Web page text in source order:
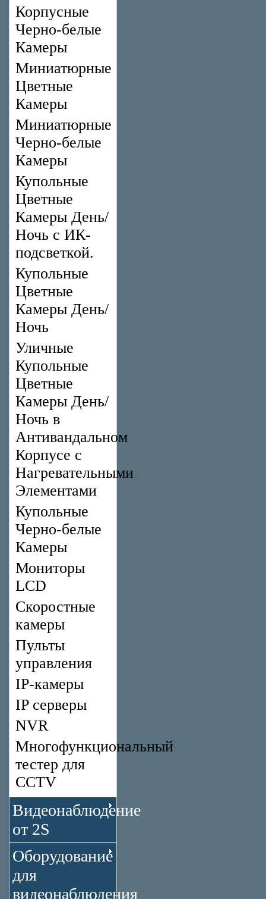
Корпусные
Черно-белые
Камеры
Миниатюрные
Цветные
Камеры
Миниатюрные
Черно-белые
Камеры
Купольные
Цветные
Камеры День/
Ночь с ИК-
подсветкой.
Купольные
Цветные
Камеры День/
Ночь
Уличные
Купольные
Цветные
Камеры День/
Ночь в
Антивандальном
Корпусе с
Нагревательными
Элементами
Купольные
Черно-белые
Камеры
Мониторы
LCD
Скоростные
камеры
Пульты
управления
IP-камеры
IP серверы
NVR
Многофункциональный
тестер для
CCTV
Видеонаблюдение
от 2S
Оборудование
для
видеонаблюдения